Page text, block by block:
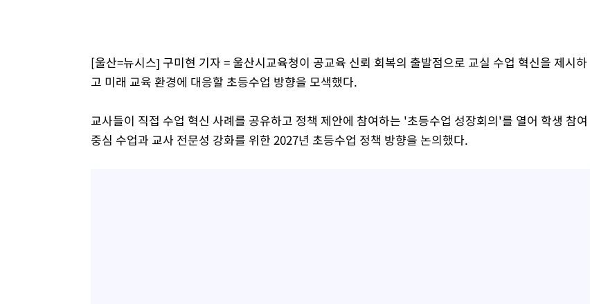
[울산=뉴시스] 구미현 기자 = 울산시교육청이 공교육 신뢰 회복의 출발점으로 교실 수업 혁신을 제시하
고 미래 교육 환경에 대응할 초등수업 방향을 모색했다.
교사들이 직접 수업 혁신 사례를 공유하고 정책 제안에 참여하는 '초등수업 성장회의'를 열어 학생 참여
중심 수업과 교사 전문성 강화를 위한 2027년 초등수업 정책 방향을 논의했다.